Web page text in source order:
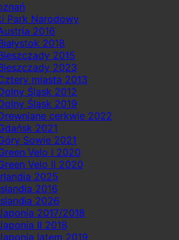
Park Narodowy
2016
2018
2015
2023
miasta 2013
Śląsk 2012
Śląsk 2019
cerkwie 2022
2021
Sowie 2021
Velo I 2020
Velo II 2020
2025
2016
2026
2017/2018
II 2018
latem 2019